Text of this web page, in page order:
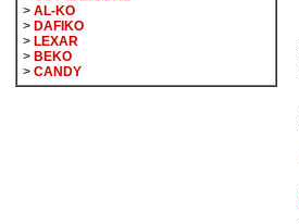
> AL-KO
> DAFIKO
> LEXAR
> BEKO
> CANDY